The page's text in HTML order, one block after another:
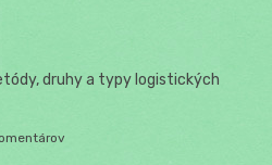
druhy a typy logistických